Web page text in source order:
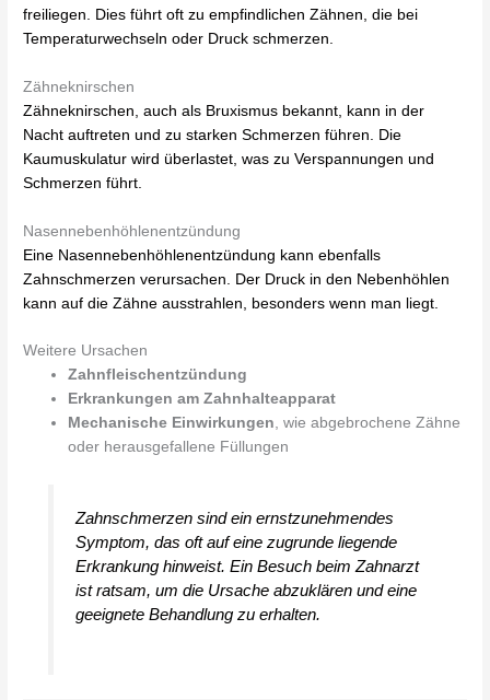
freiliegen. Dies führt oft zu empfindlichen Zähnen, die bei
Temperaturwechseln oder Druck schmerzen.
Zähneknirschen
Zähneknirschen, auch als Bruxismus bekannt, kann in der
Nacht auftreten und zu starken Schmerzen führen. Die
Kaumuskulatur wird überlastet, was zu Verspannungen und
Schmerzen führt.
Nasennebenhöhlenentzündung
Eine Nasennebenhöhlenentzündung kann ebenfalls
Zahnschmerzen verursachen. Der Druck in den Nebenhöhlen
kann auf die Zähne ausstrahlen, besonders wenn man liegt.
Weitere Ursachen
Zahnfleischentzündung
Erkrankungen am Zahnhalteapparat
Mechanische Einwirkungen, wie abgebrochene Zähne
oder herausgefallene Füllungen
Zahnschmerzen sind ein ernstzunehmendes
Symptom, das oft auf eine zugrunde liegende
Erkrankung hinweist. Ein Besuch beim Zahnarzt
ist ratsam, um die Ursache abzuklären und eine
geeignete Behandlung zu erhalten.